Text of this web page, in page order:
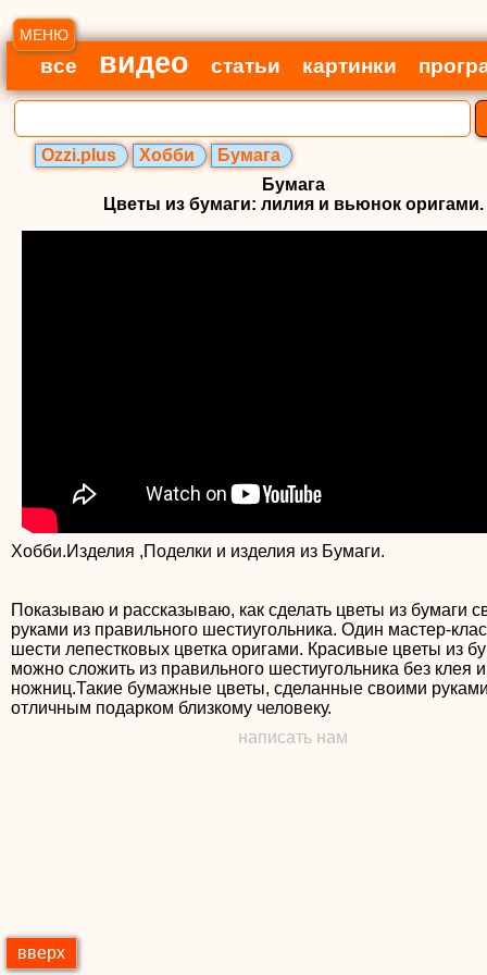
МЕНЮ
все видео статьи картинки
Ozzi.plus Хобби
Бумага
Бумага
Цветы из бумаги: лилия и вьюнок оригами.
Хобби.Изделия ,Поделки и изделия из Бумаги.
Показываю и рассказываю, как сделать цветы из бумаги
руками из правильного шестиугольника. Один мастер-
шести лепестковых цветка оригами. Красивые цветы из
можно сложить из правильного шестиугольника без клея и
ножниц.Такие бумажные цветы, сделанные своими
отличным подарком близкому человеку.
написать нам
вверх